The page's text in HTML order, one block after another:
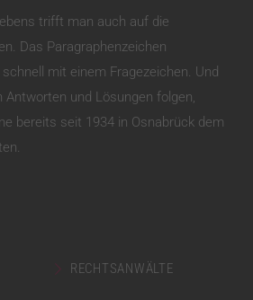
trifft man auch auf die
Das Paragraphenzeichen
mit einem Fragezeichen. Und
und Lösungen folgen,
bereits seit 1934 in Osnabrück dem
RECHTSANWÄLTE